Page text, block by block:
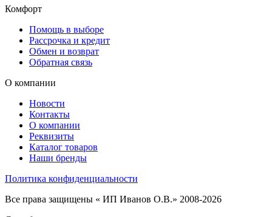
Комфорт
Помощь в выборе
Рассрочка и кредит
Обмен и возврат
Обратная связь
О компании
Новости
Контакты
О компании
Реквизиты
Каталог товаров
Наши бренды
Политика конфиденциальности
Все права защищены « ИП Иванов О.В.» 2008-2026